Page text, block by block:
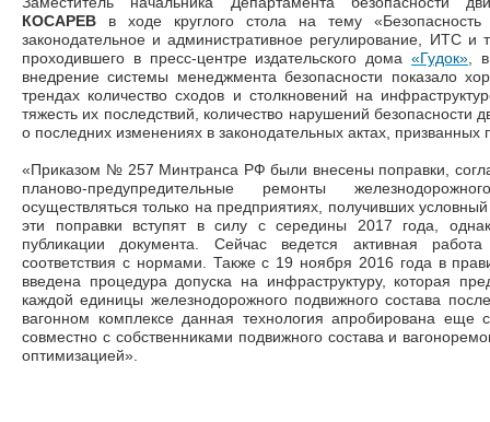
КОСАРЕВ в ходе круглого стола на тему
законодательное и административное регулирование, ИТС и
проходившего в пресс-центре издательского дома«Гудок»,
внедрение системы менеджмента безопасности показало
трендах количество сходов и столкновений на
тяжесть их последствий, количество нарушений безопасности
о последних изменениях в законодательных актах,
«Приказом № 257 Минтранса РФ были внесены поправки,
планово-предупредительные ремонты
осуществляться только на предприятиях, получивших
эти поправки вступят в силу с середины 2017 года,
публикации документа. Сейчас ведется активная
соответствия с нормами. Также с 19 ноября 2016 года в
введена процедура допуска на инфраструктуру, которая
каждой единицы железнодорожного подвижного состава
вагонном комплексе данная технология апробирована
совместно с собственниками подвижного состава и
оптимизацией».